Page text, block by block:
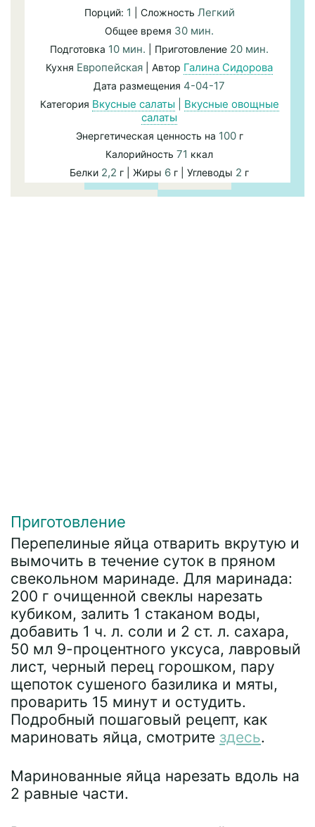
Порций: 1 | Сложность Легкий
Общее время 30 мин.
Подготовка 10 мин. | Приготовление 20 мин.
Кухня Европейская | Автор Галина Сидорова
Дата размещения 4-04-17
Категория Вкусные салаты
Вкусные овощные
салаты
Энергетическая ценность на 100г
Калорийность 71 ккал
Белки 2,2 г | Жиры 6 г | Углеводы 2 г
Приготовление
Перепелиные яйца отварить вкрутую и
вымочить в течение суток в пряном
свекольном маринаде. Для маринада:
200 г очищенной свеклы нарезать
кубиком, залить 1 стаканом воды,
добавить 1 ч. л. соли и 2 ст. л. сахара,
50 мл 9-процентного уксуса, лавровый
лист, черный перец горошком, пару
щепоток сушеного базилика и мяты,
проварить 15 минут и остудить.
Подробный пошаговый рецепт, как
мариновать яйца, смотрите здесь.
Маринованные яйца нарезать вдоль на
2 равные части.